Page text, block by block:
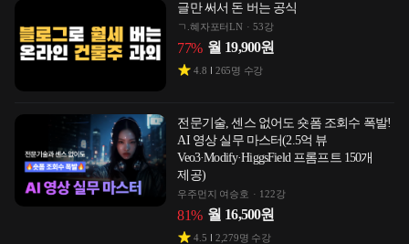
글만 써서 돈 버는 공식
ㄱ.혜자포터LN 53강
77% 월 19,900원
4.8 265명 수강
전문기술, 센스 없어도 숏폼 조회수 폭발!
AI 영상 실무 마스터(2.5억 뷰
Veo3·Modify·HiggsField 프롬프트 150개
제공)
우주먼지 여승호 122강
81% 월 16,500원
4.5 2,279명 수강